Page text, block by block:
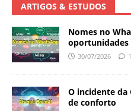
ARTIGOS & ESTUDOS
Nomes no
oportunidades
30/07/2026 1
O incidente da
de conforto